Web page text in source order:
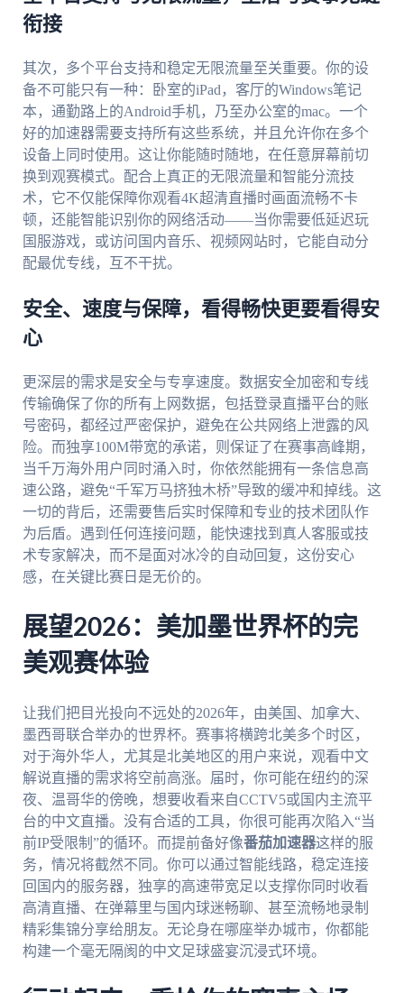
衔接
其次，多个平台支持和稳定无限流量至关重要。你的设
备不可能只有一种：卧室的iPad，客厅的Windows笔记
本，通勤路上的Android手机，乃至办公室的mac。一个
好的加速器需要支持所有这些系统，并且允许你在多个
设备上同时使用。这让你能随时随地，在任意屏幕前切
换到观赛模式。配合上真正的无限流量和智能分流技
术，它不仅能保障你观看4K超清直播时画面流畅不卡
顿，还能智能识别你的网络活动——当你需要低延迟玩
国服游戏，或访问国内音乐、视频网站时，它能自动分
配最优专线，互不干扰。
安全、速度与保障，看得畅快更要看得安
心
更深层的需求是安全与专享速度。数据安全加密和专线
传输确保了你的所有上网数据，包括登录直播平台的账
号密码，都经过严密保护，避免在公共网络上泄露的风
险。而独享100M带宽的承诺，则保证了在赛事高峰期，
当千万海外用户同时涌入时，你依然能拥有一条信息高
速公路，避免“千军万马挤独木桥”导致的缓冲和掉线。这
一切的背后，还需要售后实时保障和专业的技术团队作
为后盾。遇到任何连接问题，能快速找到真人客服或技
术专家解决，而不是面对冰冷的自动回复，这份安心
感，在关键比赛日是无价的。
展望2026：美加墨世界杯的完
美观赛体验
让我们把目光投向不远处的2026年，由美国、加拿大、
墨西哥联合举办的世界杯。赛事将横跨北美多个时区，
对于海外华人，尤其是北美地区的用户来说，观看中文
解说直播的需求将空前高涨。届时，你可能在纽约的深
夜、温哥华的傍晚，想要收看来自CCTV5或国内主流平
台的中文直播。没有合适的工具，你很可能再次陷入“当
前IP受限制”的循环。而提前备好像番茄加速器这样的服
务，情况将截然不同。你可以通过智能线路，稳定连接
回国内的服务器，独享的高速带宽足以支撑你同时收看
高清直播、在弹幕里与国内球迷畅聊、甚至流畅地录制
精彩集锦分享给朋友。无论身在哪座举办城市，你都能
构建一个毫无隔阂的中文足球盛宴沉浸式环境。